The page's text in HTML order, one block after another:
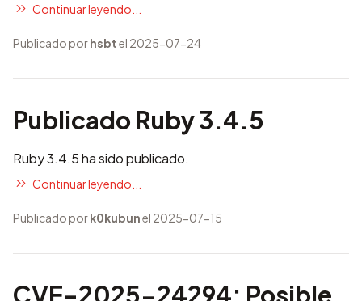
Continuar leyendo...
Publicado porhsbtel 2025-07-24
Publicado Ruby 3.4.5
Ruby 3.4.5 ha sido publicado.
Continuar leyendo...
Publicado pork0kubunel 2025-07-15
CVE-2025-24294: Posible